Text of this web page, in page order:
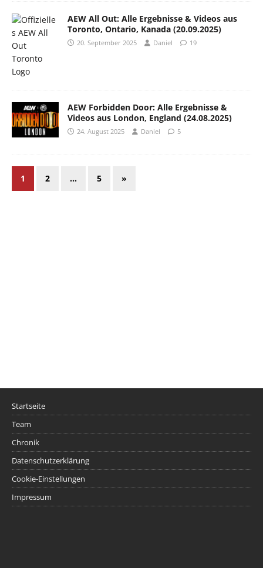
AEW All Out: Alle Ergebnisse & Videos aus
Toronto, Ontario, Kanada (20.09.2025)
20. September 2025 Daniel 19
AEW Forbidden Door: Alle Ergebnisse &
Videos aus London, England (24.08.2025)
24. August 2025 Daniel 5
1 2 … 5 »
Startseite
Team
Chronik
Datenschutzerklärung
Cookie-Einstellungen
Impressum